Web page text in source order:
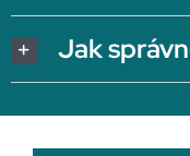
Jak